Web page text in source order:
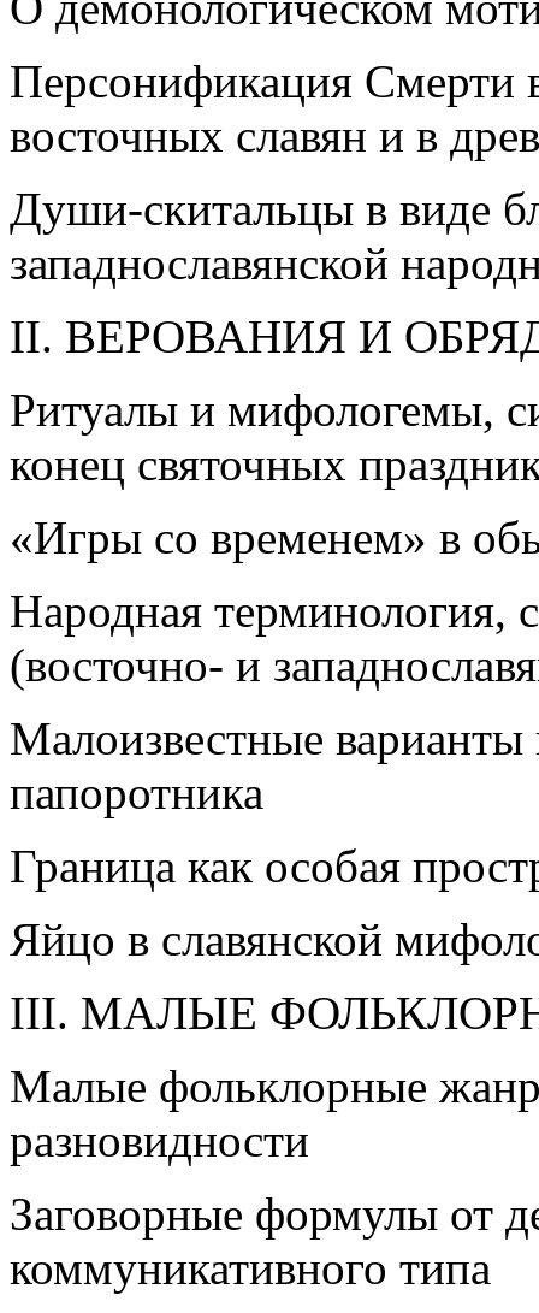
Персонификация Смерти
восточных славян и в
Души-скитальцы в виде
западнославянской
II. ВЕРОВАНИЯ И
Ритуалы и мифологемы,
конец святочных
«Игры со временем» в
Народная терминология,
(восточно- и
Малоизвестные варианты
папоротника
Граница как особая
Яйцо в славянской
III. МАЛЫЕ
Малые фольклорные
разновидности
Заговорные формулы от
коммуникативного типа